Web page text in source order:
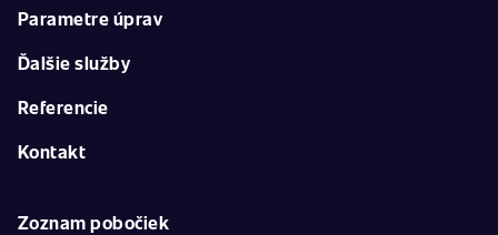
Parametre úprav
Ďalšie služby
Referencie
Kontakt
Zoznam pobočiek